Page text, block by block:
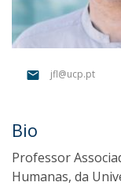
jfl@ucp.pt
Bio
Professor
Humanas, da